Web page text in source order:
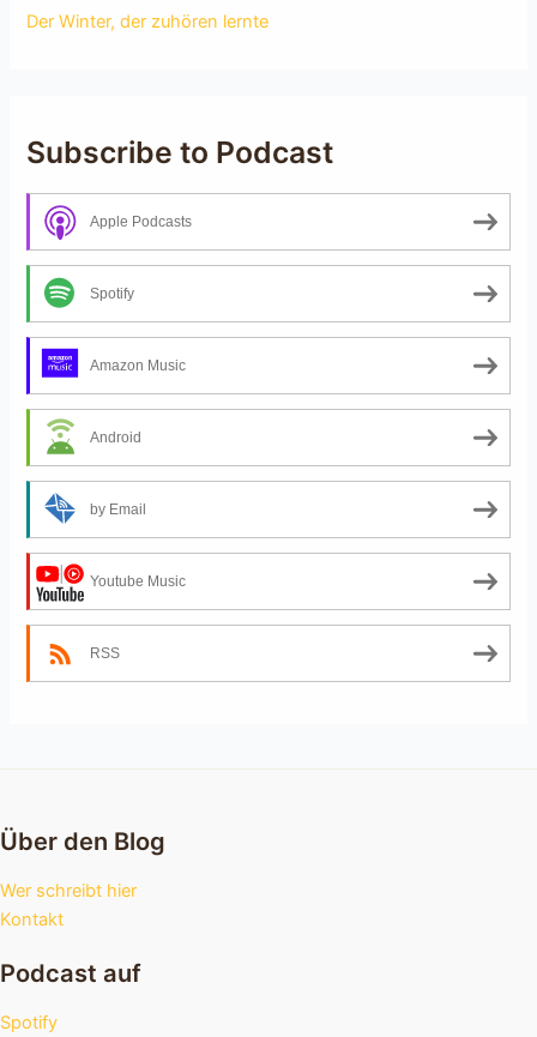
Der Winter, der zuhören lernte
Subscribe to Podcast
Apple Podcasts
Spotify
Amazon Music
Android
by Email
Youtube Music
RSS
Über den Blog
Wer schreibt hier
Kontakt
Podcast auf
Spotify